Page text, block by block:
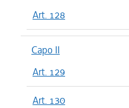
Art. 128
Capo II
Art. 129
Art. 130